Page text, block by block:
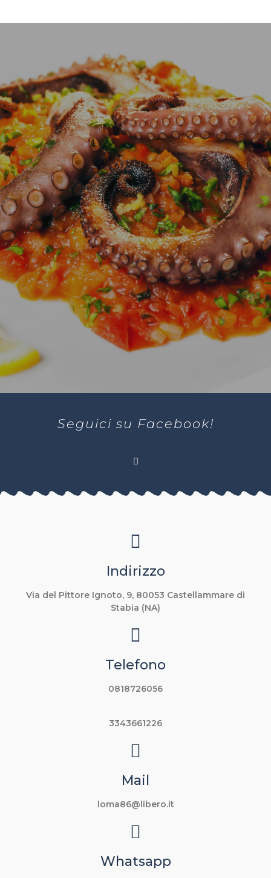
Seguici su Facebook!
Indirizzo
Via del Pittore Ignoto, 9, 80053 Castellammare di
Stabia (NA)
Telefono
0818726056
3343661226
Mail
loma86@libero.it
Whatsapp